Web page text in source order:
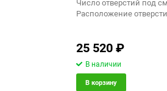
Число отверстий под
Расположение
25 520₽
В наличии
В корзину